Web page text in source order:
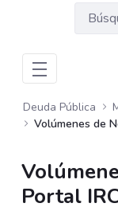
Deuda Pública
Portal